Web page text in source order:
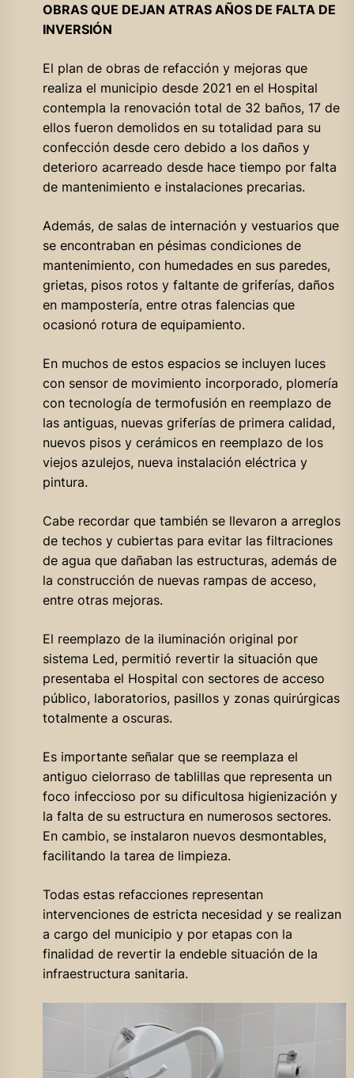
OBRAS QUE DEJAN ATRAS AÑOS DE FALTA DE
INVERSIÓN
El plan de obras de refacción y mejoras que
realiza el municipio desde 2021 en el Hospital
contempla la renovación total de 32 baños, 17 de
ellos fueron demolidos en su totalidad para su
confección desde cero debido a los daños y
deterioro acarreado desde hace tiempo por falta
de mantenimiento e instalaciones precarias.
Además, de salas de internación y vestuarios que
se encontraban en pésimas condiciones de
mantenimiento, con humedades en sus paredes,
grietas, pisos rotos y faltante de griferías, daños
en mampostería, entre otras falencias que
ocasionó rotura de equipamiento.
En muchos de estos espacios se incluyen luces
con sensor de movimiento incorporado, plomería
con tecnología de termofusión en reemplazo de
las antiguas, nuevas griferías de primera calidad,
nuevos pisos y cerámicos en reemplazo de los
viejos azulejos, nueva instalación eléctrica y
pintura.
Cabe recordar que también se llevaron a arreglos
de techos y cubiertas para evitar las filtraciones
de agua que dañaban las estructuras, además de
la construcción de nuevas rampas de acceso,
entre otras mejoras.
El reemplazo de la iluminación original por
sistema Led, permitió revertir la situación que
presentaba el Hospital con sectores de acceso
público, laboratorios, pasillos y zonas quirúrgicas
totalmente a oscuras.
Es importante señalar que se reemplaza el
antiguo cielorraso de tablillas que representa un
foco infeccioso por su dificultosa higienización y
la falta de su estructura en numerosos sectores.
En cambio, se instalaron nuevos desmontables,
facilitando la tarea de limpieza.
Todas estas refacciones representan
intervenciones de estricta necesidad y se realizan
a cargo del municipio y por etapas con la
finalidad de revertir la endeble situación de la
infraestructura sanitaria.